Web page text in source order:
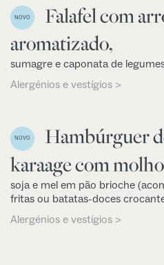
NOVO
Falafel com
aromatizado,
sumagre e caponata de
Alergénios e vestígios >
NOVO
Hambúrguer
karaage com
soja e mel em pão brioche
fritas ou batatas-doces
Alergénios e vestígios >